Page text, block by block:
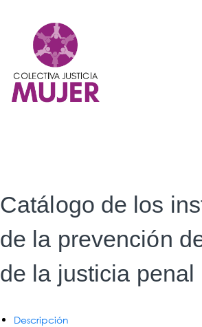
Catálogo de los
de la prevención
de la justicia penal
Descripción